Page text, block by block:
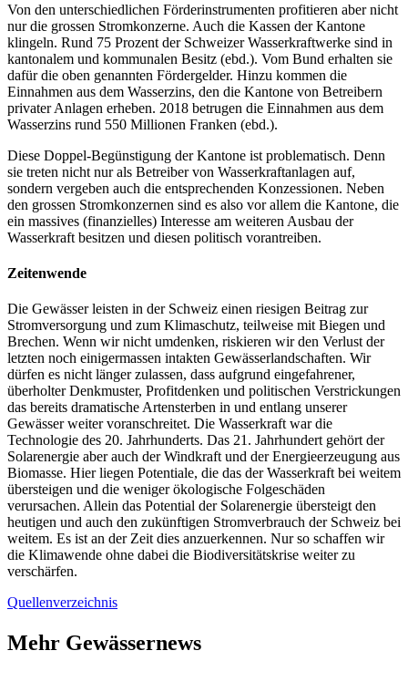
Von den unterschiedlichen Förderinstrumenten profitieren aber nicht
nur die grossen Stromkonzerne. Auch die Kassen der Kantone
klingeln. Rund 75 Prozent der Schweizer Wasserkraftwerke sind in
kantonalem und kommunalen Besitz (ebd.). Vom Bund erhalten sie
dafür die oben genannten Fördergelder. Hinzu kommen die
Einnahmen aus dem Wasserzins, den die Kantone von Betreibern
privater Anlagen erheben. 2018 betrugen die Einnahmen aus dem
Wasserzins rund 550 Millionen Franken (ebd.).
Diese Doppel-Begünstigung der Kantone ist problematisch. Denn
sie treten nicht nur als Betreiber von Wasserkraftanlagen auf,
sondern vergeben auch die entsprechenden Konzessionen. Neben
den grossen Stromkonzernen sind es also vor allem die Kantone, die
ein massives (finanzielles) Interesse am weiteren Ausbau der
Wasserkraft besitzen und diesen politisch vorantreiben.
Zeitenwende
Die Gewässer leisten in der Schweiz einen riesigen Beitrag zur
Stromversorgung und zum Klimaschutz, teilweise mit Biegen und
Brechen. Wenn wir nicht umdenken, riskieren wir den Verlust der
letzten noch einigermassen intakten Gewässerlandschaften. Wir
dürfen es nicht länger zulassen, dass aufgrund eingefahrener,
überholter Denkmuster, Profitdenken und politischen Verstrickungen
das bereits dramatische Artensterben in und entlang unserer
Gewässer weiter voranschreitet. Die Wasserkraft war die
Technologie des 20. Jahrhunderts. Das 21. Jahrhundert gehört der
Solarenergie aber auch der Windkraft und der Energieerzeugung aus
Biomasse. Hier liegen Potentiale, die das der Wasserkraft bei weitem
übersteigen und die weniger ökologische Folgeschäden
verursachen. Allein das Potential der Solarenergie übersteigt den
heutigen und auch den zukünftigen Stromverbrauch der Schweiz bei
weitem. Es ist an der Zeit dies anzuerkennen. Nur so schaffen wir
die Klimawende ohne dabei die Biodiversitätskrise weiter zu
verschärfen.
Quellenverzeichnis
Mehr Gewässernews